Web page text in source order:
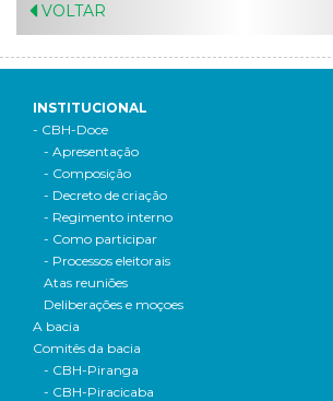
VOLTAR
INSTITUCIONAL
- CBH-Doce
- Apresentação
- Composição
- Decreto de criação
- Regimento interno
- Como participar
- Processos eleitorais
Atas reuniões
Deliberações e moçoes
A bacia
Comitês da bacia
- CBH-Piranga
- CBH-Piracicaba